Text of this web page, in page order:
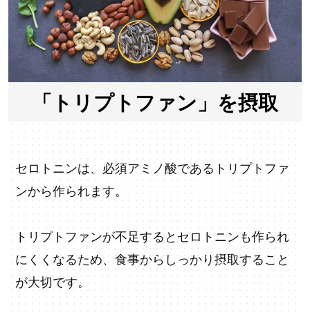
「トリプトファン」を摂取
セロトニンは、必須アミノ酸であるトリプトファ
ンから作られます。
トリプトファンが不足するとセロトニンも作られ
にくくなるため、食事からしっかり摂取すること
が大切です。